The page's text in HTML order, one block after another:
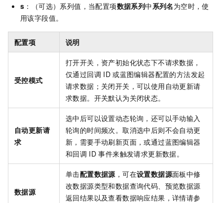
s ：（可选）系列值，当配置项数据系列中系列名为空时，使
用该字段值。
配置项 说明
受控模式
打开开关，资产初始化状态下不请求数据，
仅通过回调 ID 或蓝图编辑器配置的方法发起
请求数据；关闭开关，可以使用自动更新请
求数据。开关默认为关闭状态。
自动更新请
求
选中后可以设置动态轮询，还可以手动输入
轮询的时间频次。取消选中后则不会自动更
新，需要手动刷新页面，或通过蓝图编辑器
和回调 ID 事件来触发请求更新数据。
数据源
单击配置数据源 ，可在设置数据源面板中修
改数据源类型和数据查询代码、预览数据源
返回结果以及查看数据响应结果，详情请参